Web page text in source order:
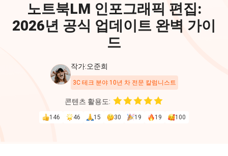
ReiBoot
4uKey
노트북LM 인포그래픽 편집:
2026년 공식 업데이트 완벽 가이
드
작가:오준희
3C 테크 분야 10년 차 전문 칼럼니스트
콘텐츠 활용도:
146 46 15 30 19 19 100